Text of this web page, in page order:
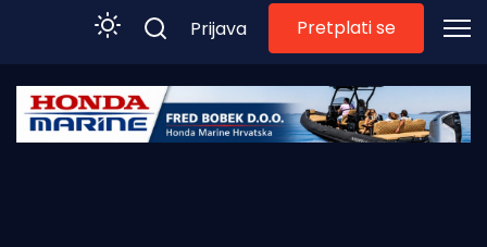
Početna
Prijava Pretplati se